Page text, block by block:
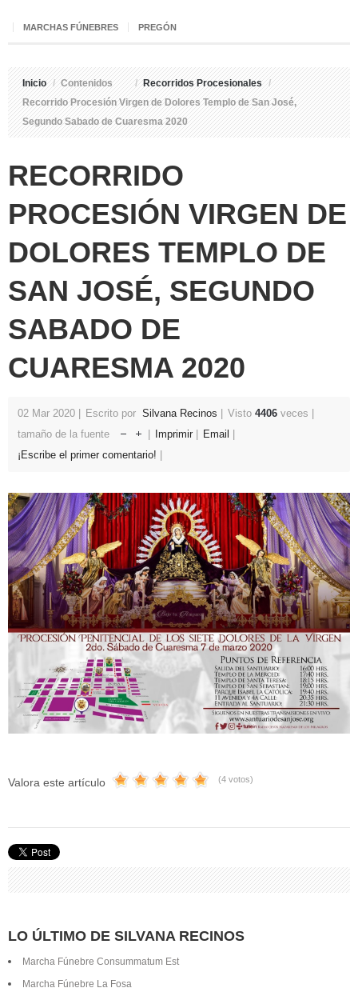
MARCHAS FÚNEBRES PREGÓN
Inicio / Contenidos / Recorridos Procesionales /
Recorrido Procesión Virgen de Dolores Templo de San José,
Segundo Sabado de Cuaresma 2020
RECORRIDO
PROCESIÓN VIRGEN DE
DOLORES TEMPLO DE
SAN JOSÉ, SEGUNDO
SABADO DE
CUARESMA 2020
02 Mar 2020 Escrito por Silvana Recinos Visto 4406 veces
tamaño de la fuente
Imprimir
Email
¡Escribe el primer comentario!
Valora este artículo (4 votos)
LO ÚLTIMO DE SILVANA RECINOS
Marcha Fúnebre Consummatum Est
Marcha Fúnebre La Fosa